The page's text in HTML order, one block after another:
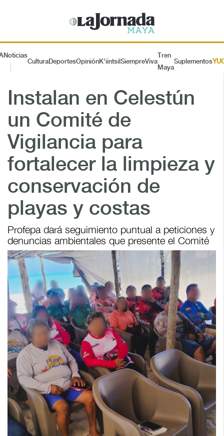
Noticias
CulturaDeportesOpiniónK'iintsil SiempreViva
Tren
Maya
Suplementos
Instalan en Celestún
un Comité de
Vigilancia para
fortalecer la limpieza y
conservación de
playas y costas
Profepa dará seguimiento puntual a peticiones y
denuncias ambientales que presente el Comité